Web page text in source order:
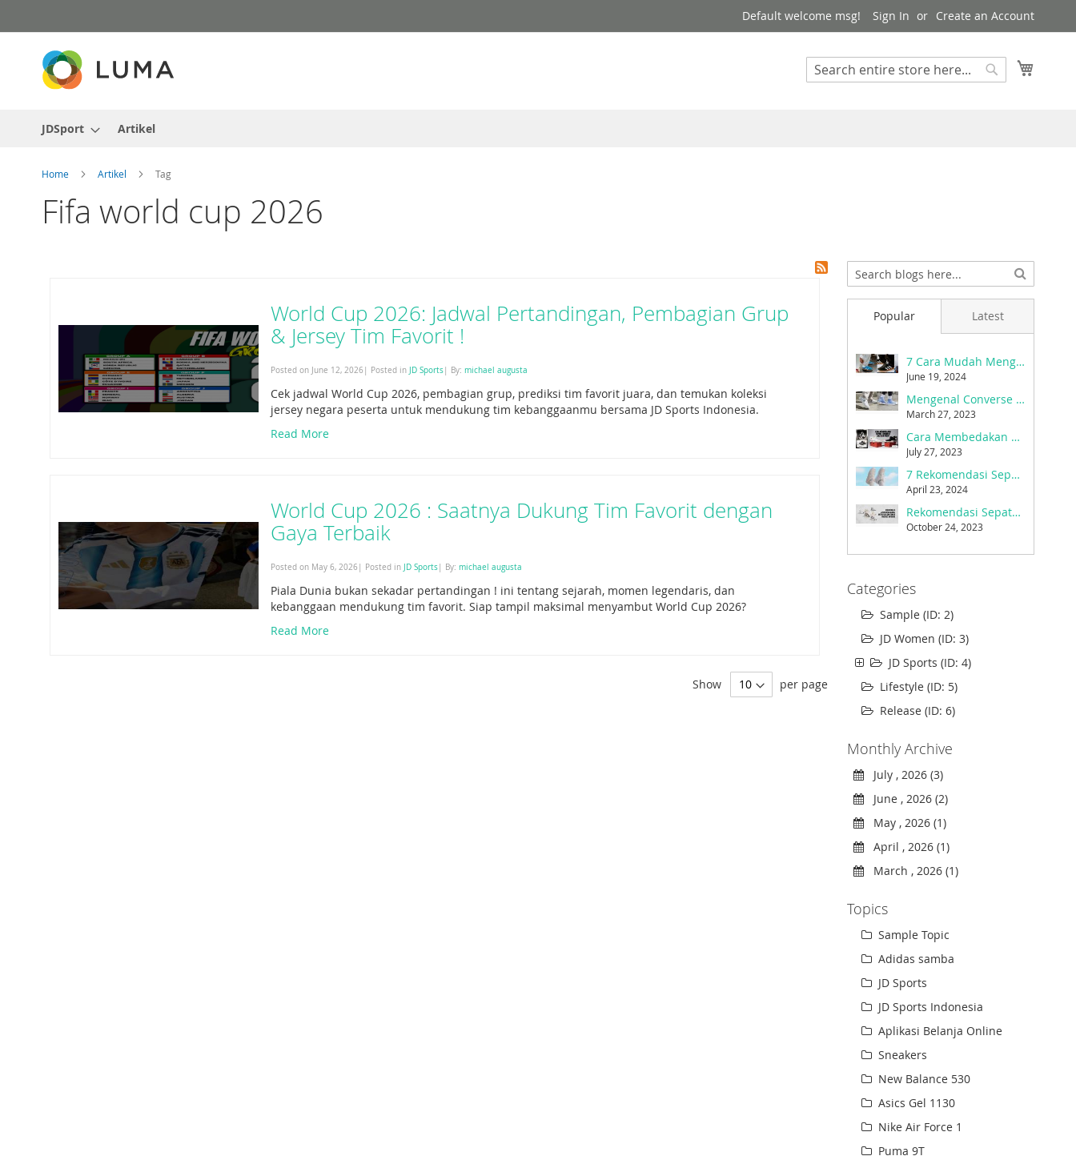
to
Content
Default welcome msg! Sign In Create an Account
Search
JDSport Artikel
Home Artikel Tag
Fifa world cup 2026
World Cup 2026: Jadwal Pertandingan, Pembagian Grup
& Jersey Tim Favorit !
Posted on June 12, 2026| Posted in JD Sports | By: michael augusta
Cek jadwal World Cup 2026, pembagian grup, prediksi tim favorit juara, dan temukan koleksi
jersey negara peserta untuk mendukung tim kebanggaanmu bersama JD Sports Indonesia.
Read More
World Cup 2026 : Saatnya Dukung Tim Favorit dengan
Gaya Terbaik
Posted on May 6, 2026| Posted in JD Sports | By: michael augusta
Piala Dunia bukan sekadar pertandingan ! ini tentang sejarah, momen legendaris, dan
kebanggaan mendukung tim favorit. Siap tampil maksimal menyambut World Cup 2026?
Read More
Show per page
Popular
7 Cara Mudah Mengatasi Sepatu Kebesaran
June 19, 2024
Mengenal Converse dan Sejarahnya Menjadi Sepatu Favorit Sejak 1908
March 27, 2023
Cara Membedakan Sepatu Converse Asli dan Palsu
July 27, 2023
7 Rekomendasi Sepatu Sneakers Wanita Tahun 2024
April 23, 2024
Rekomendasi Sepatu New Balance untuk Gaya dan Fungsi yang Pas Untukmu
October 24, 2023
Latest
Categories
Sample (ID: 2)
JD Women (ID: 3)
JD Sports (ID: 4)
Lifestyle (ID: 5)
Release (ID: 6)
Monthly Archive
July , 2026 (3)
June , 2026 (2)
May , 2026 (1)
April , 2026 (1)
March , 2026 (1)
Topics
Sample Topic
Adidas samba
JD Sports
JD Sports Indonesia
Aplikasi Belanja Online
Sneakers
New Balance 530
Asics Gel 1130
Nike Air Force 1
Puma 9T